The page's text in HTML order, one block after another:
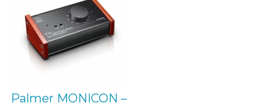
Palmer MONICON –